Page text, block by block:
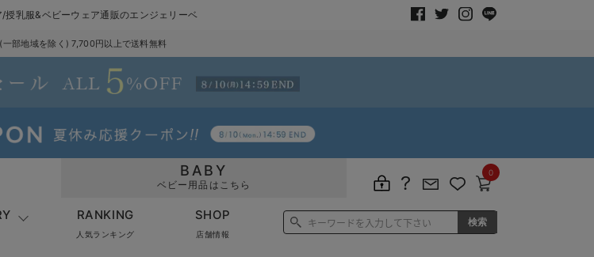
授乳服&ベビーウェア通販のエンジェリーベ
部地域を除く) 7,700円以上で送料無料
BABY
ベビー用品はこちら
0
RANKING
人気ランキング
SHOP
店舗情報